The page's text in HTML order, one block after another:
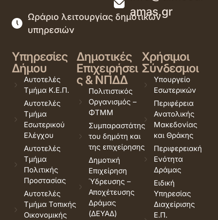
amas.gr
Ωράριο λειτουργίας δημοτικών
υπηρεσιών
Υπηρεσίες
Δήμου
Αυτοτελές
Τμήμα Κ.Ε.Π.
Αυτοτελές
Τμήμα
Εσωτερικού
Ελέγχου
Αυτοτελές
Τμήμα
Πολιτικής
Προστασίας
Αυτοτελές
Τμήμα Τοπικής
Οικονομικής
Δημοτικές
Επιχειρήσει
ς & ΝΠΔΔ
Πολιτιστικός
Οργανισμός –
ΦΤΜΜ
Συμπαραστάτης
του δημότη και
της επιχείρησης
Δημοτική
Επιχείρηση
Ύδρευσης –
Αποχέτευσης
Δράμας
(ΔΕΥΑΔ)
Χρήσιμοι
Σύνδεσμοι
Υπουργείο
Εσωτερικών
Περιφέρεια
Ανατολικής
Μακεδονίας
και Θράκης
Περιφερειακή
Ενότητα
Δράμας
Ειδική
Υπηρεσίας
Διαχείρισης
Ε.Π.